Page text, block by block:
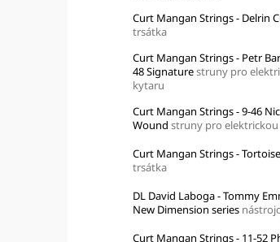
Curt Mangan Strings - Delrin
trsátka
Curt Mangan Strings - Petr
48 Signaturestruny pro
kytaru
Curt Mangan Strings - 9-46
Wound struny pro
Curt Mangan Strings -
trsátka
DL David Laboga - Tommy
New Dimension series
Curt Mangan Strings - 11-52